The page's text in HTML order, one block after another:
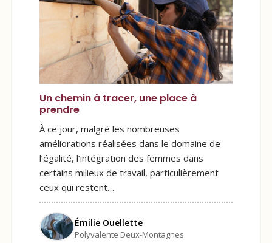
Un chemin à tracer, une place à
prendre
À ce jour, malgré les nombreuses
améliorations réalisées dans le domaine de
l’égalité, l’intégration des femmes dans
certains milieux de travail, particulièrement
ceux qui restent…
Émilie Ouellette
Polyvalente Deux-Montagnes